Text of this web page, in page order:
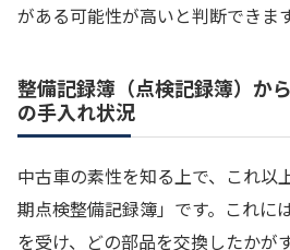
がある可能性が高いと判断できます
整備記録簿（点検記録簿）か
の手入れ状況
中古車の素性を知る上で、これ以
期点検整備記録簿」です。これに
を受け、どの部品を交換したかが